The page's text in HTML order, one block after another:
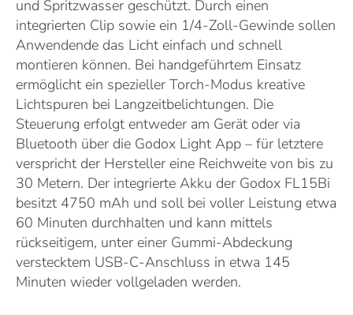
und Spritzwasser geschützt. Durch einen
integrierten Clip sowie ein 1/4-Zoll-Gewinde sollen
Anwendende das Licht einfach und schnell
montieren können. Bei handgeführtem Einsatz
ermöglicht ein spezieller Torch-Modus kreative
Lichtspuren bei Langzeitbelichtungen. Die
Steuerung erfolgt entweder am Gerät oder via
Bluetooth über die Godox Light App – für letztere
verspricht der Hersteller eine Reichweite von bis zu
30 Metern. Der integrierte Akku der Godox FL15Bi
besitzt 4750 mAh und soll bei voller Leistung etwa
60 Minuten durchhalten und kann mittels
rückseitigem, unter einer Gummi-Abdeckung
verstecktem USB-C-Anschluss in etwa 145
Minuten wieder vollgeladen werden.